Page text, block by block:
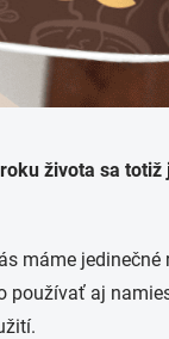
života sa
máme jedinečné
používať aj